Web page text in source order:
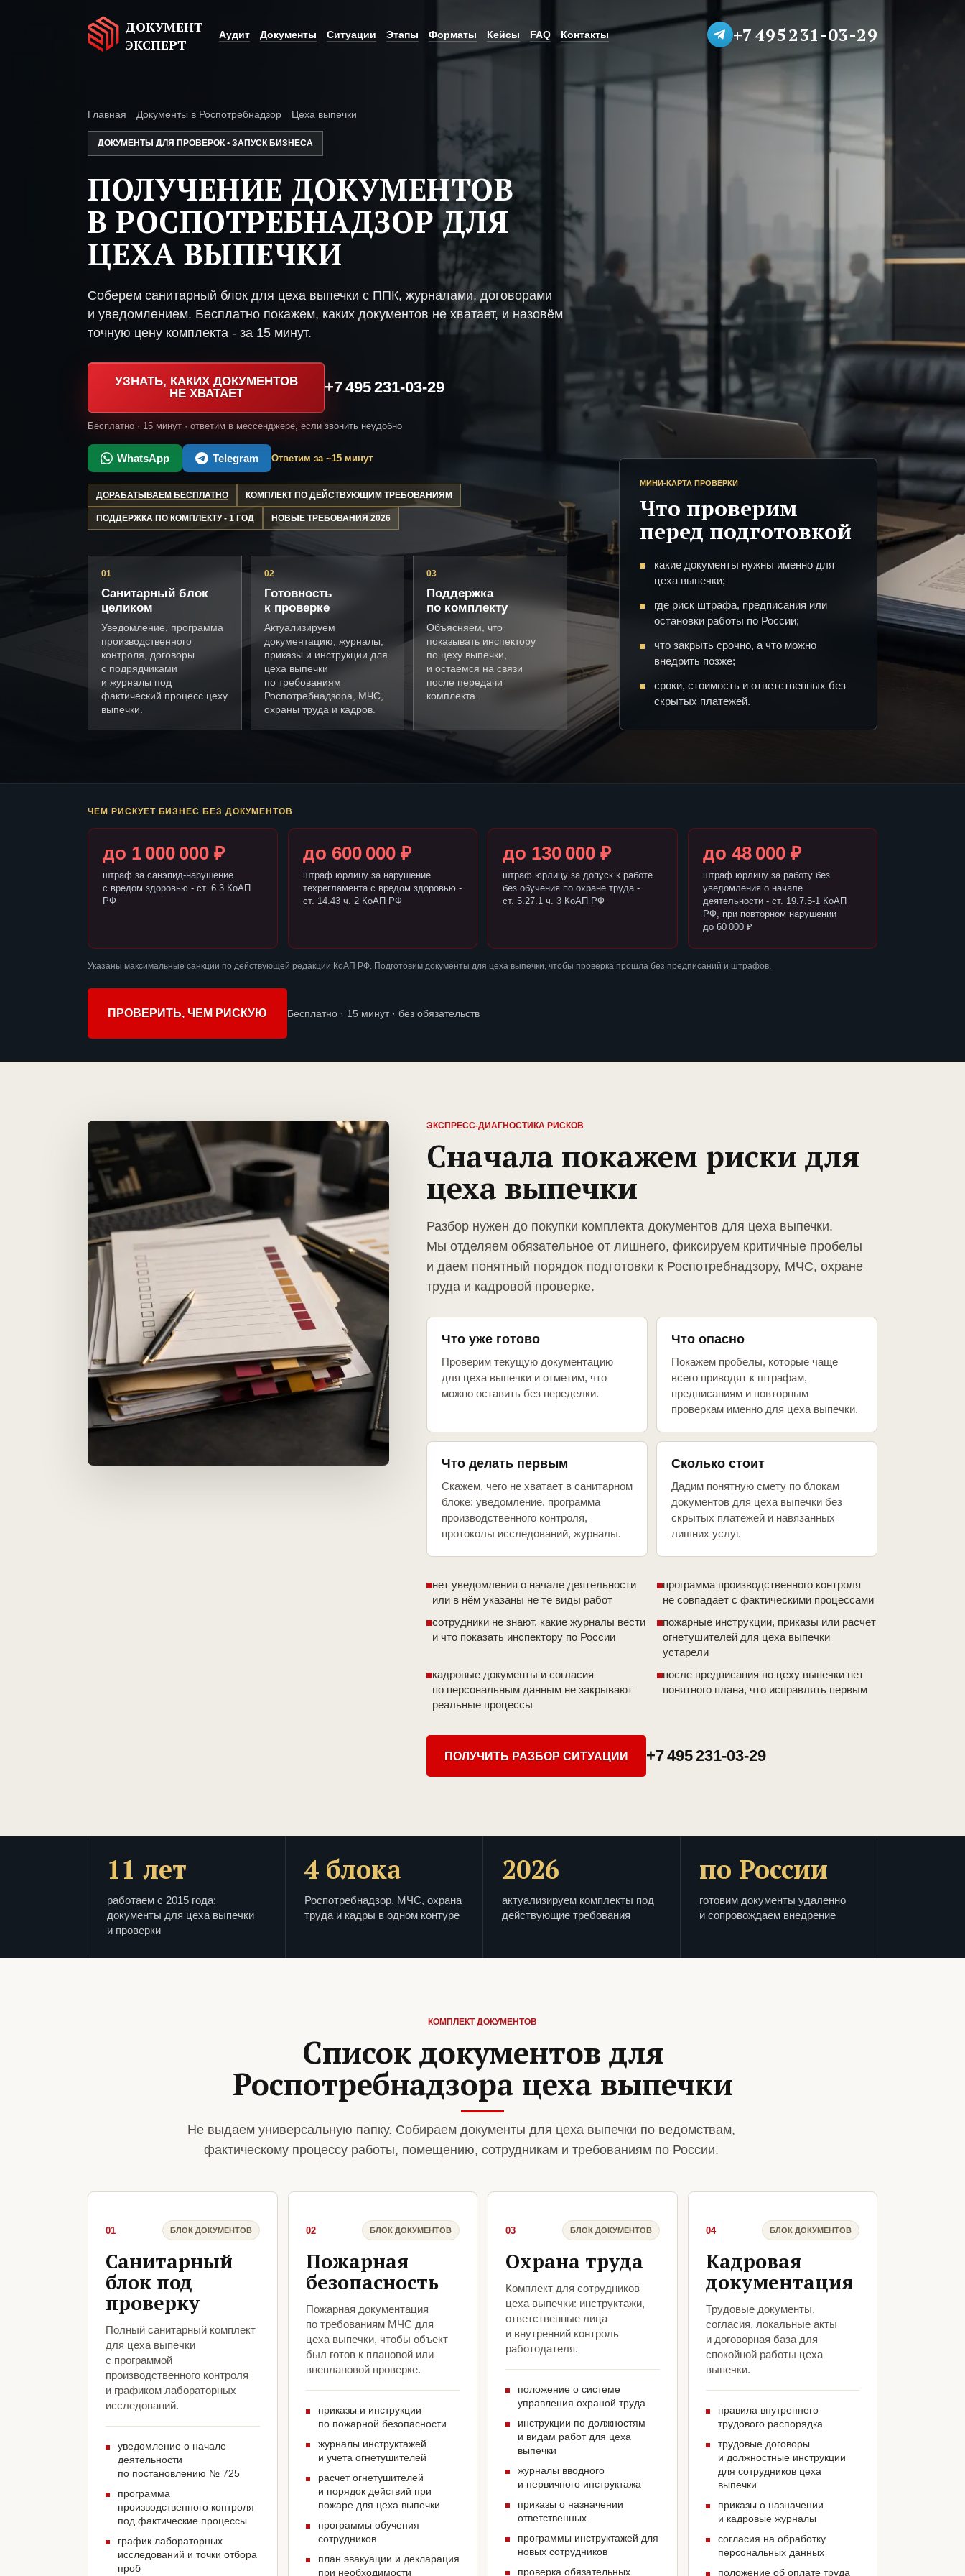
ДОКУМЕНТ
ЭКСПЕРТ
Аудит Документы Ситуации Этапы Форматы Кейсы FAQ Контакты +7 495 231-03-29
Главная Документы в Роспотребнадзор Цеха выпечки
ДОКУМЕНТЫ ДЛЯ ПРОВЕРОК • ЗАПУСК БИЗНЕСА
ПОЛУЧЕНИЕ ДОКУМЕНТОВ
В РОСПОТРЕБНАДЗОР ДЛЯ
ЦЕХА ВЫПЕЧКИ
Соберем санитарный блок для цеха выпечки с ППК, журналами, договорами
и уведомлением. Бесплатно покажем, каких документов не хватает, и назовём
точную цену комплекта - за 15 минут.
УЗНАТЬ, КАКИХ ДОКУМЕНТОВ
НЕ ХВАТАЕТ
+7 495 231-03-29
Бесплатно · 15 минут · ответим в мессенджере, если звонить неудобно
WhatsApp Telegram Ответим за ~15 минут
ДОРАБАТЫВАЕМ БЕСПЛАТНО КОМПЛЕКТ ПО ДЕЙСТВУЮЩИМ ТРЕБОВАНИЯМ
ПОДДЕРЖКА ПО КОМПЛЕКТУ - 1 ГОД НОВЫЕ ТРЕБОВАНИЯ 2026
01
Санитарный блок
целиком
Уведомление, программа
производственного
контроля, договоры
с подрядчиками
и журналы под
фактический процесс цеху
выпечки.
02
Готовность
к проверке
Актуализируем
документацию, журналы,
приказы и инструкции для
цеха выпечки
по требованиям
Роспотребнадзора, МЧС,
охраны труда и кадров.
03
Поддержка
по комплекту
Объясняем, что
показывать инспектору
по цеху выпечки,
и остаемся на связи
после передачи
комплекта.
МИНИ-КАРТА ПРОВЕРКИ
Что проверим
перед подготовкой
какие документы нужны именно для
цеха выпечки;
где риск штрафа, предписания или
остановки работы по России;
что закрыть срочно, а что можно
внедрить позже;
сроки, стоимость и ответственных без
скрытых платежей.
ЧЕМ РИСКУЕТ БИЗНЕС БЕЗ ДОКУМЕНТОВ
до 1 000 000 ₽
штраф за санэпид-нарушение
с вредом здоровью - ст. 6.3 КоАП
РФ
до 600 000 ₽
штраф юрлицу за нарушение
техрегламента с вредом здоровью -
ст. 14.43 ч. 2 КоАП РФ
до 130 000 ₽
штраф юрлицу за допуск к работе
без обучения по охране труда -
ст. 5.27.1 ч. 3 КоАП РФ
до 48 000 ₽
штраф юрлицу за работу без
уведомления о начале
деятельности - ст. 19.7.5-1 КоАП
РФ, при повторном нарушении
до 60 000 ₽
Указаны максимальные санкции по действующей редакции КоАП РФ. Подготовим документы для цеха выпечки, чтобы проверка прошла без предписаний и штрафов.
ПРОВЕРИТЬ, ЧЕМ РИСКУЮ Бесплатно · 15 минут · без обязательств
ЭКСПРЕСС-ДИАГНОСТИКА РИСКОВ
Сначала покажем риски для
цеха выпечки
Разбор нужен до покупки комплекта документов для цеха выпечки.
Мы отделяем обязательное от лишнего, фиксируем критичные пробелы
и даем понятный порядок подготовки к Роспотребнадзору, МЧС, охране
труда и кадровой проверке.
Что уже готово
Проверим текущую документацию
для цеха выпечки и отметим, что
можно оставить без переделки.
Что опасно
Покажем пробелы, которые чаще
всего приводят к штрафам,
предписаниям и повторным
проверкам именно для цеха выпечки.
Что делать первым
Скажем, чего не хватает в санитарном
блоке: уведомление, программа
производственного контроля,
протоколы исследований, журналы.
Сколько стоит
Дадим понятную смету по блокам
документов для цеха выпечки без
скрытых платежей и навязанных
лишних услуг.
нет уведомления о начале деятельности
или в нём указаны не те виды работ
программа производственного контроля
не совпадает с фактическими процессами
сотрудники не знают, какие журналы вести
и что показать инспектору по России
пожарные инструкции, приказы или расчет
огнетушителей для цеха выпечки
устарели
кадровые документы и согласия
по персональным данным не закрывают
реальные процессы
после предписания по цеху выпечки нет
понятного плана, что исправлять первым
ПОЛУЧИТЬ РАЗБОР СИТУАЦИИ +7 495 231-03-29
11 лет
работаем с 2015 года:
документы для цеха выпечки
и проверки
4 блока
Роспотребнадзор, МЧС, охрана
труда и кадры в одном контуре
2026
актуализируем комплекты под
действующие требования
по России
готовим документы удаленно
и сопровождаем внедрение
КОМПЛЕКТ ДОКУМЕНТОВ
Список документов для
Роспотребнадзора цеха выпечки
Не выдаем универсальную папку. Собираем документы для цеха выпечки по ведомствам,
фактическому процессу работы, помещению, сотрудникам и требованиям по России.
01 БЛОК ДОКУМЕНТОВ
Санитарный
блок под
проверку
Полный санитарный комплект
для цеха выпечки
с программой
производственного контроля
и графиком лабораторных
исследований.
уведомление о начале
деятельности
по постановлению № 725
программа
производственного контроля
под фактические процессы
график лабораторных
исследований и точки отбора
проб
02 БЛОК ДОКУМЕНТОВ
Пожарная
безопасность
Пожарная документация
по требованиям МЧС для
цеха выпечки, чтобы объект
был готов к плановой или
внеплановой проверке.
приказы и инструкции
по пожарной безопасности
журналы инструктажей
и учета огнетушителей
расчет огнетушителей
и порядок действий при
пожаре для цеха выпечки
программы обучения
сотрудников
план эвакуации и декларация
при необходимости
03 БЛОК ДОКУМЕНТОВ
Охрана труда
Комплект для сотрудников
цеха выпечки: инструктажи,
ответственные лица
и внутренний контроль
работодателя.
положение о системе
управления охраной труда
инструкции по должностям
и видам работ для цеха
выпечки
журналы вводного
и первичного инструктажа
приказы о назначении
ответственных
программы инструктажей для
новых сотрудников
проверка обязательных
04 БЛОК ДОКУМЕНТОВ
Кадровая
документация
Трудовые документы,
согласия, локальные акты
и договорная база для
спокойной работы цеха
выпечки.
правила внутреннего
трудового распорядка
трудовые договоры
и должностные инструкции
для сотрудников цеха
выпечки
приказы о назначении
и кадровые журналы
согласия на обработку
персональных данных
положение об оплате труда